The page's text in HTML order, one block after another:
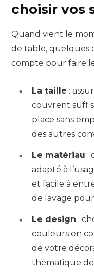
choisir vos
Quand vient le
de table, quelques
compte pour faire
La taille :
couvrent
place sans
des autres
Le matériau :
adapté à
et facile à
de lavage
Le design :
couleurs en
de votre
thématique de